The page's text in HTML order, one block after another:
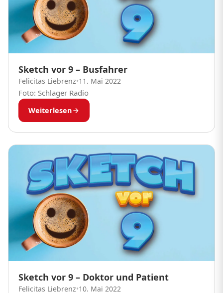
Sketch vor 9 – Busfahrer
Felicitas Liebrenz•11. Mai 2022
Foto: Schlager Radio
Weiterlesen
Sketch vor 9 – Doktor und Patient
Felicitas Liebrenz•10. Mai 2022